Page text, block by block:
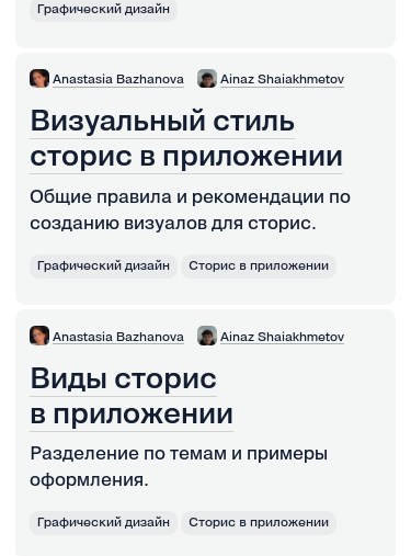
Графический дизайн
Anastasia Bazhanova Ainaz Shaiakhmetov
Визуальный стиль
сторис в приложении
Общие правила и рекомендации по
созданию визуалов для сторис.
Графический дизайн Сторис в приложении
Anastasia Bazhanova Ainaz Shaiakhmetov
Виды сторис
в приложении
Разделение по темам и примеры
оформления.
Графический дизайн Сторис в приложении